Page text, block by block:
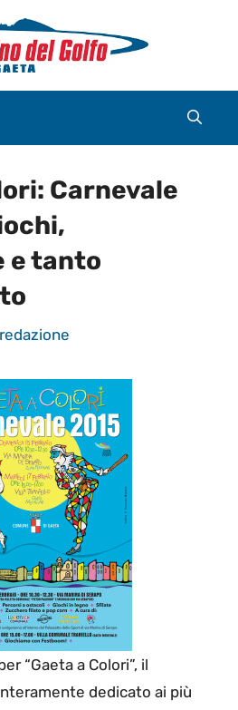
Carnevale
e tanto
redazione
“Gaeta a Colori”, il
dedicato ai più